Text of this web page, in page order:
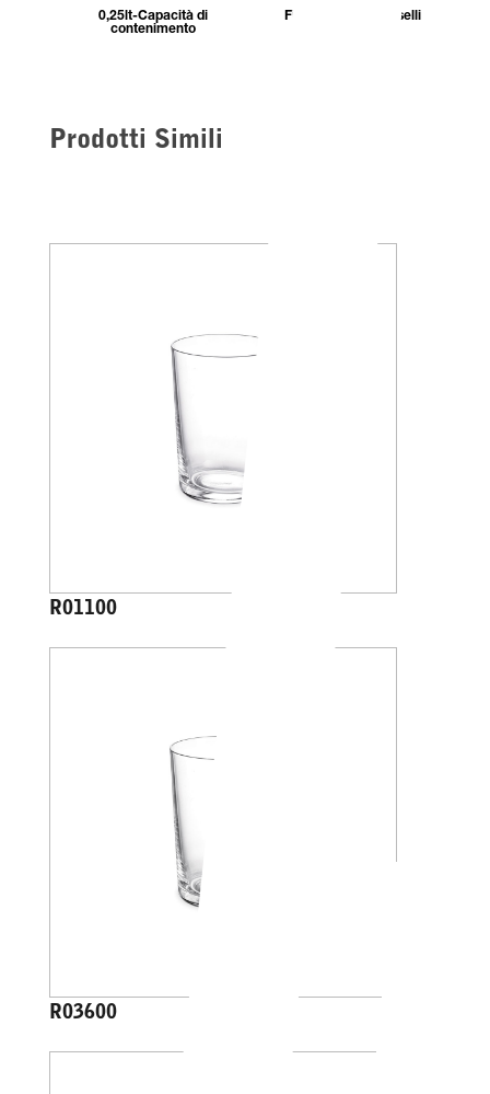
0,25lt-Capacità di
contenimento
Fissaggio_con_tasselli
Prodotti Simili
R01100
R03600